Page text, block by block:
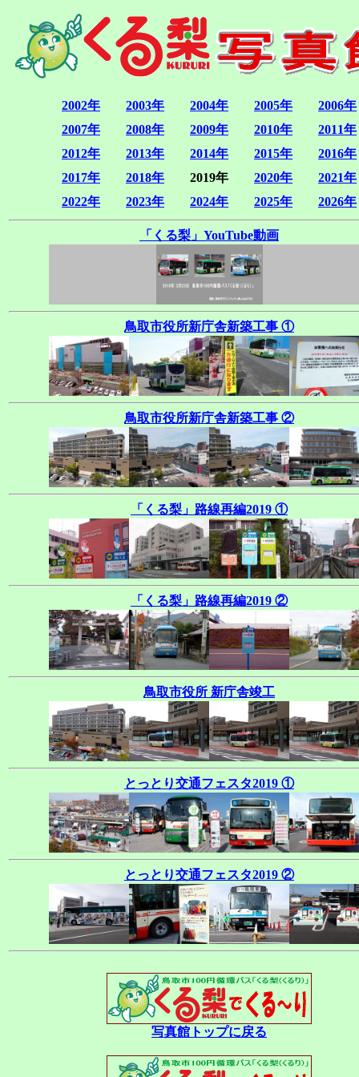
2002年 2003年 2004年 2005年
2006年
2007年
2008年 2009年 2010年
2011年
2012年
2013年 2014年 2015年
2016年
2017年
2018年 2019年 2020年
2021年
2022年
2023年 2024年 2025年 2026年
「くる梨」YouTube動画
鳥取市役所新庁舎新築工事 ①
鳥取市役所新庁舎新築工事 ②
「くる梨」路線再編2019 ①
「くる梨」路線再編2019 ②
鳥取市役所 新庁舎竣工
とっとり交通フェスタ2019 ①
とっとり交通フェスタ2019 ②
写真館トップに戻る